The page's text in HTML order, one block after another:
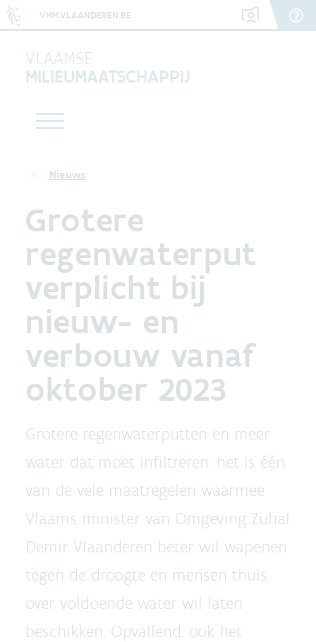
VMM.VLAANDEREN.BE
VLAAMSE
MILIEUMAATSCHAPPIJ
Nieuws
Grotere
regenwaterput
verplicht bij
nieuw- en
verbouw vanaf
oktober 2023
Grotere regenwaterputten en meer
water dat moet infiltreren: het is één
van de vele maatregelen waarmee
Vlaams minister van Omgeving Zuhal
Demir Vlaanderen beter wil wapenen
tegen de droogte en mensen thuis
over voldoende water wil laten
beschikken. Opvallend: ook het